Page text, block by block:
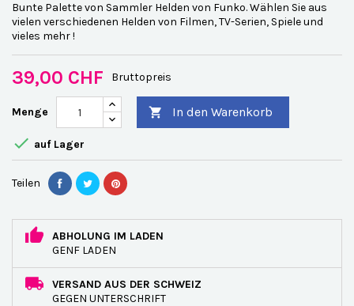
Bunte Palette von Sammler Helden von Funko. Wählen Sie aus
vielen verschiedenen Helden von Filmen, TV-Serien, Spiele und
vieles mehr !
39,00 CHF Bruttopreis
Menge  In den Warenkorb
 auf Lager
Teilen
ABHOLUNG IM LADEN
GENF LADEN
VERSAND AUS DER SCHWEIZ
GEGEN UNTERSCHRIFT